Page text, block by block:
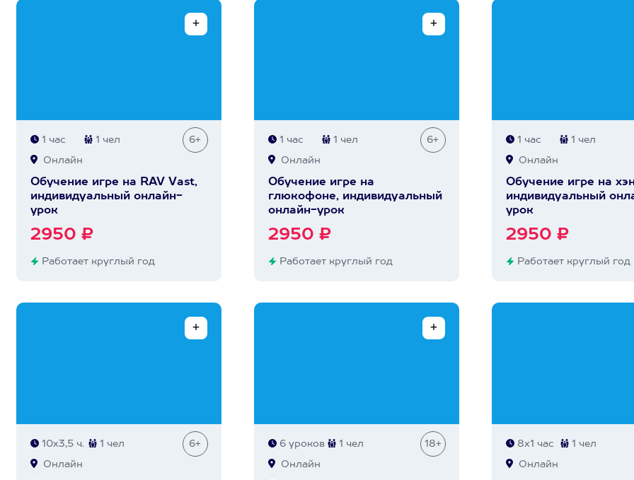
1 час 1 чел 6+
Онлайн
Обучение игре на RAV Vast,
индивидуальный онлайн-
урок
2950 ₽
Работает круглый год
1 час 1 чел 6+
Онлайн
Обучение игре на
глюкофоне, индивидуальный
онлайн-урок
2950 ₽
Работает круглый год
1 час 1 чел
Онлайн
Обучение игре на
индивидуальный
урок
2950 ₽
Работает круглый год
10х3,5 ч. 1 чел 6+
Онлайн
6 уроков 1 чел 18+
Онлайн
8х1 час 1 чел
Онлайн